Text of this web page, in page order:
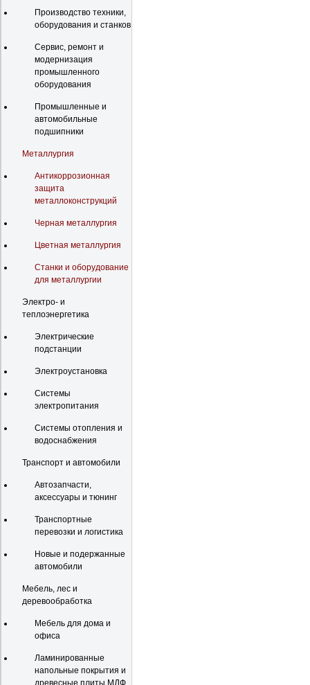
Производство техники,
оборудования и станков
Сервис, ремонт и
модернизация
промышленного
оборудования
Промышленные и
автомобильные
подшипники
Металлургия
Антикоррозионная
защита
металлоконструкций
Черная металлургия
Цветная металлургия
Станки и оборудование
для металлургии
Электро- и
теплоэнергетика
Электрические
подстанции
Электроустановка
Системы
электропитания
Системы отопления и
водоснабжения
Транспорт и автомобили
Автозапчасти,
аксессуары и тюнинг
Транспортные
перевозки и логистика
Новые и подержанные
автомобили
Мебель, лес и
деревообработка
Мебель для дома и
офиса
Ламинированные
напольные покрытия и
древесные плиты МДФ,